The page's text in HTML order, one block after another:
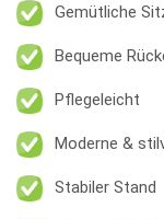
Gemütliche
Bequeme
Pflegeleicht
Moderne &
Stabiler Stand